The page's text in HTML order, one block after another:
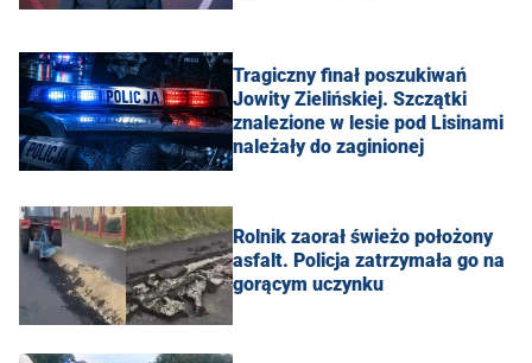
Tragiczny finał poszukiwań
Jowity Zielińskiej. Szczątki
znalezione w lesie pod Lisinami
należały do zaginionej
Rolnik zaorał świeżo położony
asfalt. Policja zatrzymała go na
gorącym uczynku